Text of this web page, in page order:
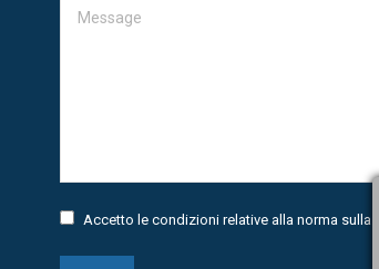
Message
Accetto le condizioni relative alla norma sulla